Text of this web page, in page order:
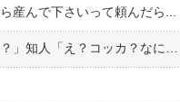
産んで下さいって頼んだら...